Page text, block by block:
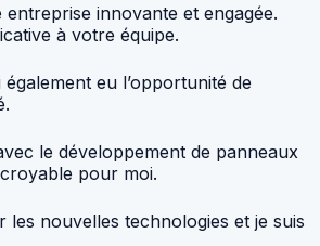
entreprise innovante et engagée.
à votre équipe.
eu l’opportunité de
le développement de panneaux
pour moi.
nouvelles technologies et je suis